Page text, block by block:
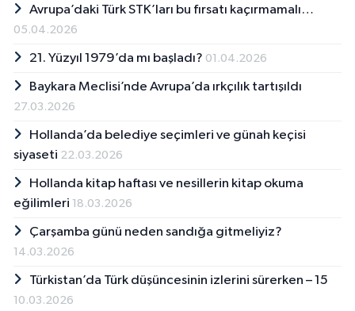
Avrupa’daki Türk STK’ları bu fırsatı kaçırmamalı…
05.04.2026
21. Yüzyıl 1979’da mı başladı? 01.04.2026
Baykara Meclisi’nde Avrupa’da ırkçılık tartışıldı
27.03.2026
Hollanda’da belediye seçimleri ve günah keçisi
siyaseti 22.03.2026
Hollanda kitap haftası ve nesillerin kitap okuma
eğilimleri 18.03.2026
Çarşamba günü neden sandığa gitmeliyiz?
14.03.2026
Türkistan’da Türk düşüncesinin izlerini sürerken – 15
10.03.2026